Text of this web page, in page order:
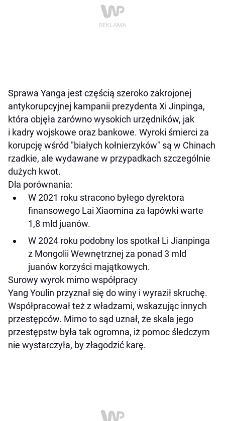
Sprawa Yanga jest częścią szeroko zakrojonej
antykorupcyjnej kampanii prezydenta Xi Jinpinga,
która objęła zarówno wysokich urzędników, jak
i kadry wojskowe oraz bankowe. Wyroki śmierci za
korupcję wśród "białych kołnierzyków" są w Chinach
rzadkie, ale wydawane w przypadkach szczególnie
dużych kwot.
Dla porównania:
W 2021 roku stracono byłego dyrektora
finansowego Lai Xiaomina za łapówki warte
1,8 mld juanów.
W 2024 roku podobny los spotkał Li Jianpinga
z Mongolii Wewnętrznej za ponad 3 mld
juanów korzyści majątkowych.
Surowy wyrok mimo współpracy
Yang Youlin przyznał się do winy i wyraził skruchę.
Współpracował też z władzami, wskazując innych
przestępców. Mimo to sąd uznał, że skala jego
przestępstw była tak ogromna, iż pomoc śledczym
nie wystarczyła, by złagodzić karę.